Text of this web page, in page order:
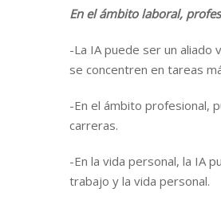
En el ámbito laboral,
-La IA puede ser un aliado
se concentren en tareas
-En el ámbito profesional,
carreras.
-En la vida personal, la IA
trabajo y la vida personal.